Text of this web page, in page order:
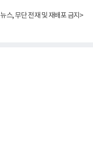
스, 무단 전재 및 재배포 금지>